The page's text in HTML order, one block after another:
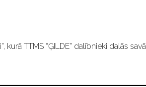
TTMS “ĢILDE” dalībnieki dalās savā